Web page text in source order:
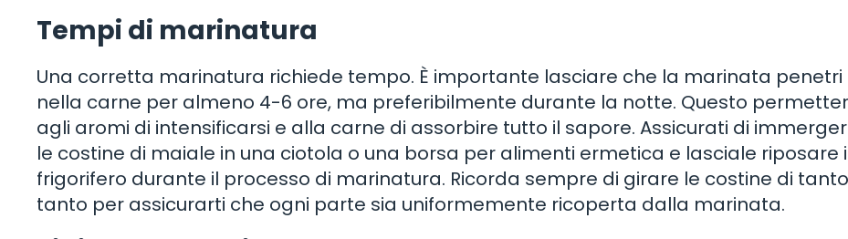
Tempi di marinatura
Una corretta marinatura richiede tempo. È importante lasciare che la marinata penetri
nella carne per almeno 4-6 ore, ma preferibilmente durante la notte. Questo
agli aromi di intensificarsi e alla carne di assorbire tutto il sapore. Assicurati di
le costine di maiale in una ciotola o una borsa per alimenti ermetica e lasciale riposare
frigorifero durante il processo di marinatura. Ricorda sempre di girare le costine di
tanto per assicurarti che ogni parte sia uniformemente ricoperta dalla marinata.